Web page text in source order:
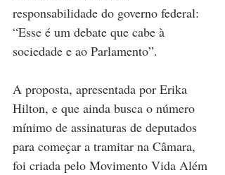
responsabilidade do governo federal:
“Esse é um debate que cabe à
sociedade e ao Parlamento”.
A proposta, apresentada por Erika
Hilton, e que ainda busca o número
mínimo de assinaturas de deputados
para começar a tramitar na Câmara,
foi criada pelo Movimento Vida Além